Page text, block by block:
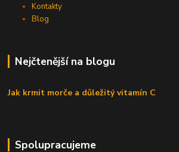
Kontakty
Blog
Nejčtenější na blogu
Jak krmit morče a důležitý vitamín C
Spolupracujeme